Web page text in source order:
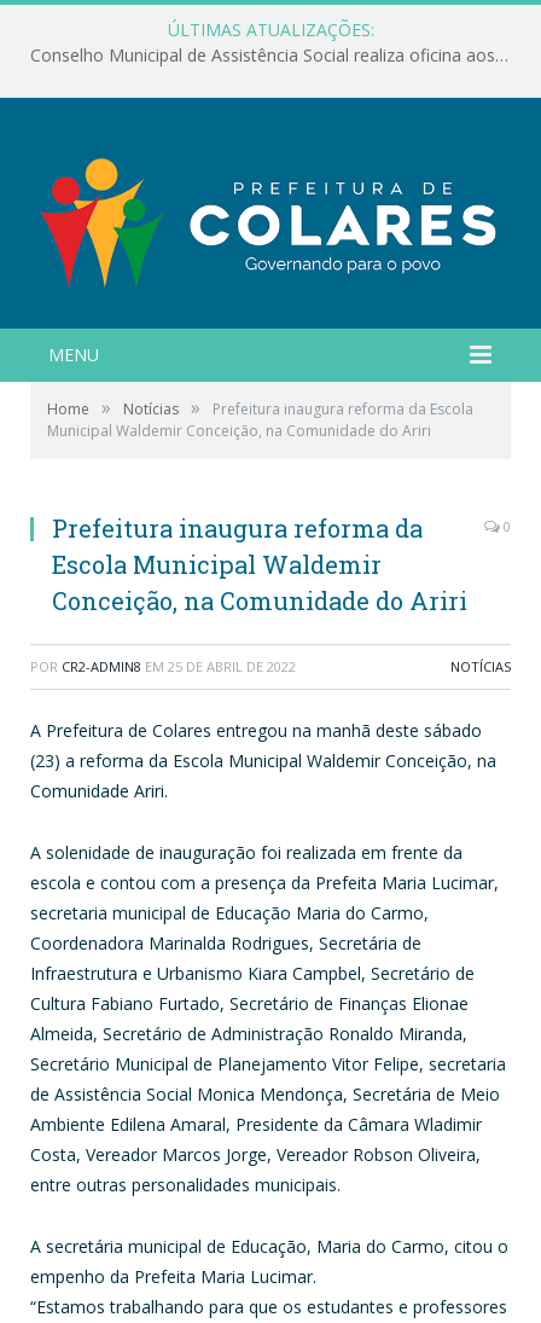
ÚLTIMAS ATUALIZAÇÕES:
Conselho Municipal de Assistência Social realiza oficina aos servidores
MENU
Home » Notícias »
Prefeitura inaugura reforma da Escola
Municipal Waldemir Conceição, na Comunidade do Ariri
Prefeitura inaugura reforma da
Escola Municipal Waldemir
Conceição, na Comunidade do Ariri
0
POR CR2-ADMIN8 EM 25 DE ABRIL DE 2022 NOTÍCIAS
A Prefeitura de Colares entregou na manhã deste sábado
(23) a reforma da Escola Municipal Waldemir Conceição, na
Comunidade Ariri.
A solenidade de inauguração foi realizada em frente da
escola e contou com a presença da Prefeita Maria Lucimar,
secretaria municipal de Educação Maria do Carmo,
Coordenadora Marinalda Rodrigues, Secretária de
Infraestrutura e Urbanismo Kiara Campbel, Secretário de
Cultura Fabiano Furtado, Secretário de Finanças Elionae
Almeida, Secretário de Administração Ronaldo Miranda,
Secretário Municipal de Planejamento Vitor Felipe, secretaria
de Assistência Social Monica Mendonça, Secretária de Meio
Ambiente Edilena Amaral, Presidente da Câmara Wladimir
Costa, Vereador Marcos Jorge, Vereador Robson Oliveira,
entre outras personalidades municipais.
A secretária municipal de Educação, Maria do Carmo, citou o
empenho da Prefeita Maria Lucimar.
“Estamos trabalhando para que os estudantes e professores